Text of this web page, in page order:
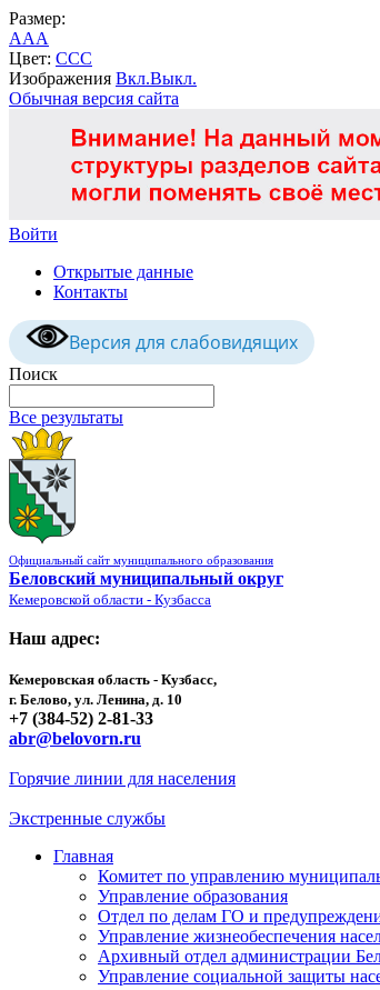
Размер:
AAA
Цвет: CCC
Изображения Вкл.Выкл.
Обычная версия сайта
Войти
Открытые данные
Контакты
Версия для слабовидящих
Поиск
Все результаты
Официальный сайт муниципального образования
Беловский муниципальный округ
Кемеровской области - Кузбасса
Наш адрес:
Кемеровская область - Кузбасс,
г. Белово, ул. Ленина, д. 10
+7 (384-52) 2-81-33
abr@belovorn.ru
Горячие линии для населения
Экстренные службы
Главная
Комитет по управлению
Управление образования
Отдел по делам ГО и
Управление жизнеобеспечения
Архивный отдел администрации
Управление социальной защиты